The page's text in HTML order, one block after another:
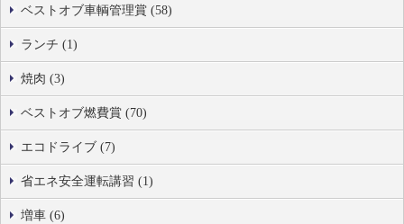
ベストオブ車輌管理賞 (58)
ランチ (1)
焼肉 (3)
ベストオブ燃費賞 (70)
エコドライブ (7)
省エネ安全運転講習 (1)
増車 (6)